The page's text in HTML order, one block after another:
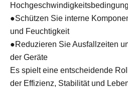
●Schützen Sie interne
und Feuchtigkeit
●Reduzieren Sie Ausfallzeiten
der Geräte
Es spielt eine entscheidende
der Effizienz, Stabilität und